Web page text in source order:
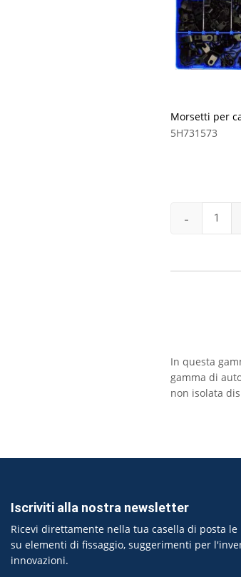
Morsetti per
5H731573
-
In questa
gamma di
non isolata
Iscriviti alla nostra newsletter
Ricevi direttamente nella tua casella di posta
su elementi di fissaggio, suggerimenti per
innovazioni.